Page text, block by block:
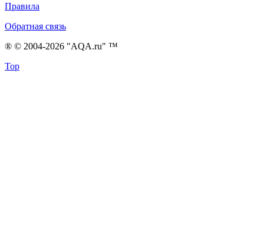
Правила
Обратная связь
® © 2004-2026 "AQA.ru" ™
Top